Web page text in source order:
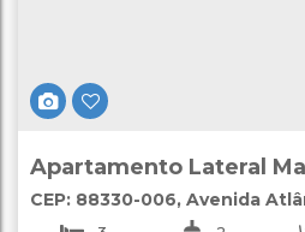
Apartamento Lateral
03 Dormitórios
CEP: 88330-006, Avenida
Centro